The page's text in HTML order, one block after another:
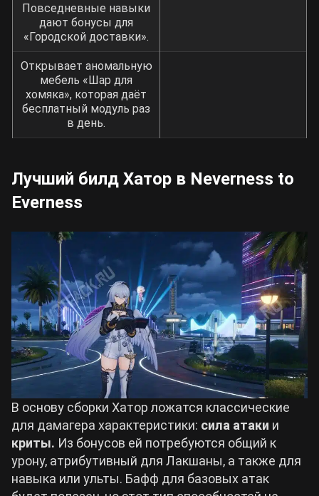
Повседневные навыки
дают бонусы для
«Городской доставки».
Открывает аномальную
мебель «Шар для
хомяка», которая даёт
бесплатный модуль раз
в день.
Лучший билд Хатор в Neverness to
Everness
В основу сборки Хатор ложатся классические
для дамагера характеристики: сила атаки и
криты. Из бонусов ей потребуются общий к
урону, атрибутивный для Лакшаны, а также для
навыка или ульты. Бафф для базовых атак